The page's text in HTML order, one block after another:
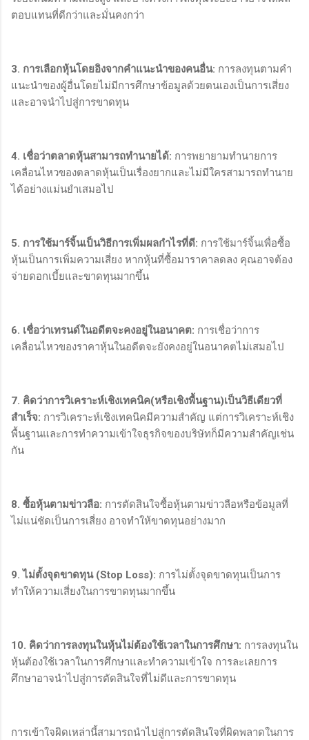
ตอบแทนที่ดีกว่าและมั่นคงกว่า
3. การเลือกหุ้นโดยอิงจากคำแนะนำของคนอื่น: การลงทุนตามคำ
แนะนำของผู้อื่นโดยไม่มีการศึกษาข้อมูลด้วยตนเองเป็นการเสี่ยง
และอาจนำไปสู่การขาดทุน
4. เชื่อว่าตลาดหุ้นสามารถทำนายได้: การพยายามทำนายการ
เคลื่อนไหวของตลาดหุ้นเป็นเรื่องยากและไม่มีใครสามารถทำนาย
ได้อย่างแม่นยำเสมอไป
5. การใช้มาร์จิ้นเป็นวิธีการเพิ่มผลกำไรที่ดี: การใช้มาร์จิ้นเพื่อซื้อ
หุ้นเป็นการเพิ่มความเสี่ยง หากหุ้นที่ซื้อมาราคาลดลง คุณอาจต้อง
จ่ายดอกเบี้ยและขาดทุนมากขึ้น
6. เชื่อว่าเทรนด์ในอดีตจะคงอยู่ในอนาคต: การเชื่อว่าการ
เคลื่อนไหวของราคาหุ้นในอดีตจะยังคงอยู่ในอนาคตไม่เสมอไป
7. คิดว่าการวิเคราะห์เชิงเทคนิค(หรือเชิงพื้นฐาน)เป็นวิธีเดียวที่
สำเร็จ: การวิเคราะห์เชิงเทคนิคมีความสำคัญ แต่การวิเคราะห์เชิง
พื้นฐานและการทำความเข้าใจธุรกิจของบริษัทก็มีความสำคัญเช่น
กัน
8. ซื้อหุ้นตามข่าวลือ: การตัดสินใจซื้อหุ้นตามข่าวลือหรือข้อมูลที่
ไม่แน่ชัดเป็นการเสี่ยง อาจทำให้ขาดทุนอย่างมาก
9. ไม่ตั้งจุดขาดทุน (Stop Loss): การไม่ตั้งจุดขาดทุนเป็นการ
ทำให้ความเสี่ยงในการขาดทุนมากขึ้น
10. คิดว่าการลงทุนในหุ้นไม่ต้องใช้เวลาในการศึกษา: การลงทุนใน
หุ้นต้องใช้เวลาในการศึกษาและทำความเข้าใจ การละเลยการ
ศึกษาอาจนำไปสู่การตัดสินใจที่ไม่ดีและการขาดทุน
การเข้าใจผิดเหล่านี้สามารถนำไปสู่การตัดสินใจที่ผิดพลาดในการ